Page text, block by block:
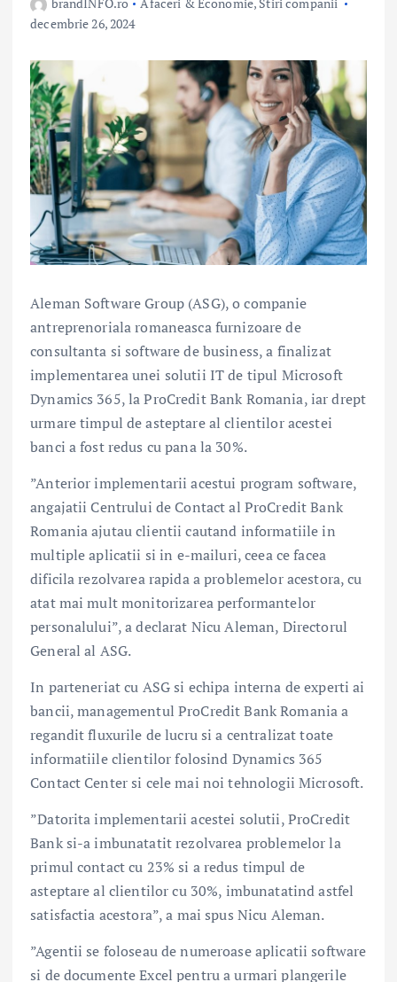
decembrie 26, 2024
Aleman Software Group (ASG), o companie
antreprenoriala romaneasca furnizoare de
consultanta si software de business, a finalizat
implementarea unei solutii IT de tipul Microsoft
Dynamics 365, la ProCredit Bank Romania, iar drept
urmare timpul de asteptare al clientilor acestei
banci a fost redus cu pana la 30%.
”Anterior implementarii acestui program software,
angajatii Centrului de Contact al ProCredit Bank
Romania ajutau clientii cautand informatiile in
multiple aplicatii si in e-mailuri, ceea ce facea
dificila rezolvarea rapida a problemelor acestora, cu
atat mai mult monitorizarea performantelor
personalului”, a declarat Nicu Aleman, Directorul
General al ASG.
In parteneriat cu ASG si echipa interna de experti ai
bancii, managementul ProCredit Bank Romania a
regandit fluxurile de lucru si a centralizat toate
informatiile clientilor folosind Dynamics 365
Contact Center si cele mai noi tehnologii Microsoft.
”Datorita implementarii acestei solutii, ProCredit
Bank si-a imbunatatit rezolvarea problemelor la
primul contact cu 23% si a redus timpul de
asteptare al clientilor cu 30%, imbunatatind astfel
satisfactia acestora”, a mai spus Nicu Aleman.
”Agentii se foloseau de numeroase aplicatii software
si de documente Excel pentru a urmari plangerile